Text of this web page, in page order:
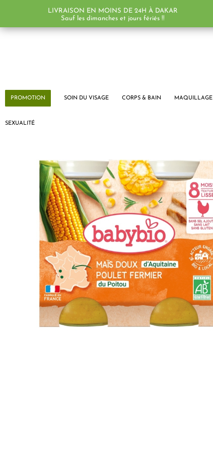
PROMOTION SOIN DU VISAGE CORPS & BAIN MAQUILLAGE
SEXUALITÉ
LIVRAISON EN MOINS DE 24H À DAKAR
Sauf les dimanches et jours fériés !!